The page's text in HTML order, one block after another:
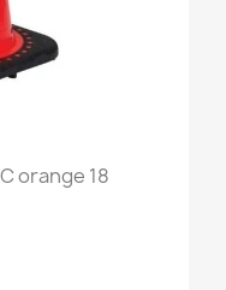
orange 18